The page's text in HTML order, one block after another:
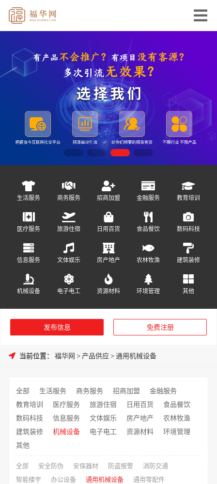
生活服务 商务服务 招商加盟 金融服务 教育培训
医疗服务 旅游住宿 日用百货 食品餐饮 数码科技
信息服务 文体娱乐 房产地产 农林牧渔 建筑装修
机械设备 电子电工 资源材料 环境管理 其他
发布信息 免费注册
当前位置： 福华网 > 产品供应>通用机械设备
全部 生活服务 商务服务 招商加盟
金融服务
教育培训
医疗服务 旅游住宿 日用百货
食品餐饮
数码科技
信息服务 文体娱乐 房产地产
农林牧渔
建筑装修
机械设备 电子电工 资源材料
环境管理
其他
全部 安全防伪 安保器材 防盗报警
消防交通
智能楼宇
办公设备 通用机械设备
通用零配件